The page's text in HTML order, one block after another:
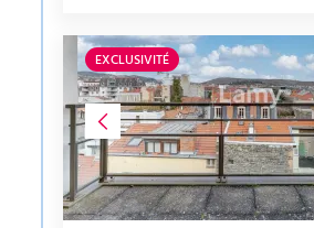
EXCLUSIVITÉ